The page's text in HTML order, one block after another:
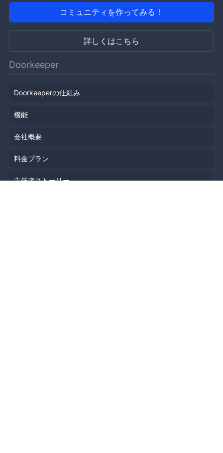
コミュニティを作ってみる！
詳しくはこちら
Doorkeeper
Doorkeeperの仕組み
機能
会社概要
料金プラン
主催者ストーリー